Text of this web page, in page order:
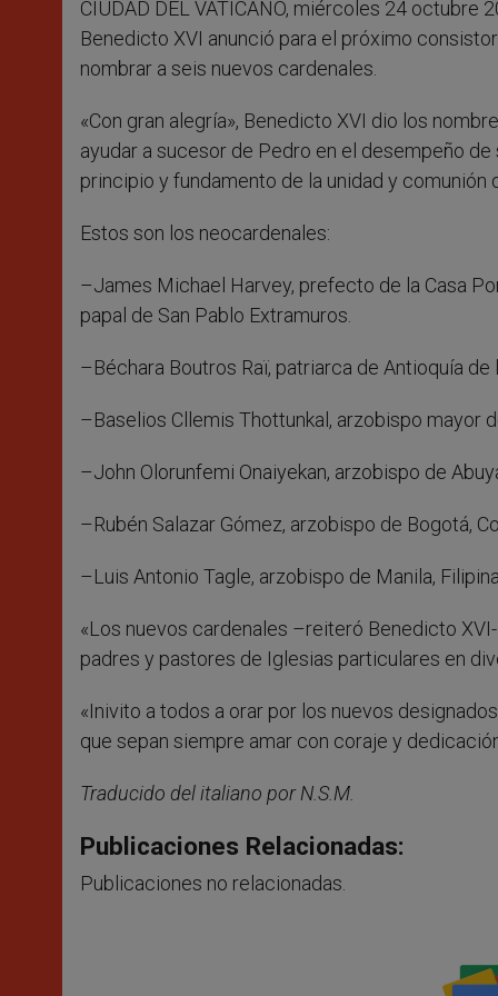
r
CIUDAD DEL VATICANO, miércoles 24 octubre
Benedicto XVI anunció para el próximo
nombrar a seis nuevos cardenales.
«Con gran alegría», Benedicto XVI dio los
ayudar a sucesor de Pedro en el desempeño
principio y fundamento de la unidad y comunión
Estos son los neocardenales:
–James Michael Harvey, prefecto de la Casa
papal de San Pablo Extramuros.
–Béchara Boutros Raï, patriarca de Antioquía de
–Baselios Cllemis Thottunkal, arzobispo mayor
–John Olorunfemi Onaiyekan, arzobispo de
–Rubén Salazar Gómez, arzobispo de Bogotá,
–Luis Antonio Tagle, arzobispo de Manila,
«Los nuevos cardenales –reiteró Benedicto
padres y pastores de Iglesias particulares en
«Inivito a todos a orar por los nuevos
que sepan siempre amar con coraje y
Traducido del italiano por N.S.M.
Publicaciones Relacionadas:
Publicaciones no relacionadas.